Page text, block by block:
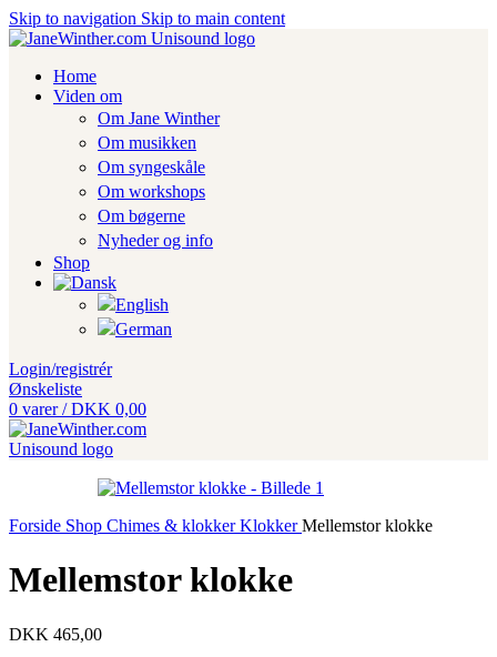
Skip to navigation Skip to main content
Home
Viden om
Om Jane Winther
Om musikken
Om syngeskåle
Om workshops
Om bøgerne
Nyheder og info
Shop
Login/registrér
Ønskeliste
0 varer / DKK 0,00
Forside Shop Chimes & klokkerKlokkerMellemstor klokke
Mellemstor klokke
DKK 465,00